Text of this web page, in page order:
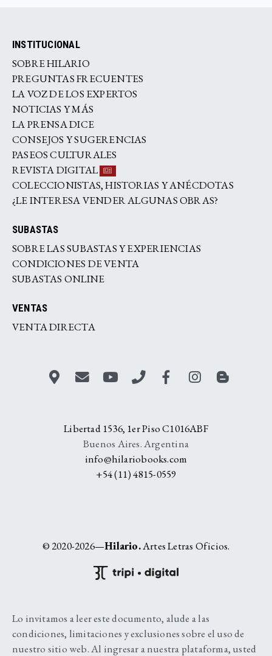
INSTITUCIONAL
SOBRE HILARIO
PREGUNTAS FRECUENTES
LA VOZ DE LOS EXPERTOS
NOTICIAS Y MÁS
LA PRENSA DICE
CONSEJOS Y SUGERENCIAS
PASEOS CULTURALES
REVISTA DIGITAL
COLECCIONISTAS, HISTORIAS Y ANÉCDOTAS
¿LE INTERESA VENDER ALGUNAS OBRAS?
SUBASTAS
SOBRE LAS SUBASTAS Y EXPERIENCIAS
CONDICIONES DE VENTA
SUBASTAS ONLINE
VENTAS
VENTA DIRECTA
Libertad 1536, 1er Piso C1016ABF
Buenos Aires. Argentina
info@hilariobooks.com
+54 (11) 4815-0559
© 2020-2026—Hilario.Artes Letras Oficios.
Lo invitamos a leer este documento, alude a las
condiciones, limitaciones y exclusiones sobre el uso de
nuestro sitio web. Al ingresar a nuestra plataforma, usted